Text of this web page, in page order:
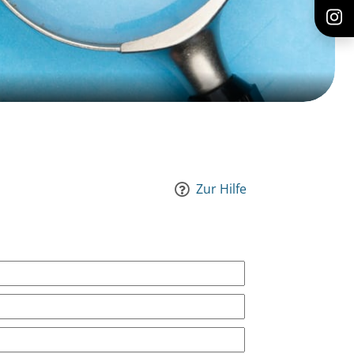
Zur Hilfe